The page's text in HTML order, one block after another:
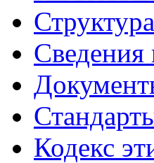
Сведения
Кодекс